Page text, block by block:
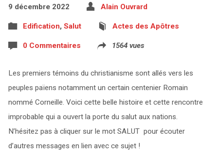
9 décembre 2022 Alain Ouvrard
Edification, Salut Actes des Apôtres
0 Commentaires 1564 vues
Les premiers témoins du christianisme sont allés vers les
peuples païens notamment un certain centenier Romain
nommé Corneille. Voici cette belle histoire et cette rencontre
improbable qui a ouvert la porte du salut aux nations.
N’hésitez pas à cliquer sur le mot SALUT pour écouter
d’autres messages en lien avec ce sujet !